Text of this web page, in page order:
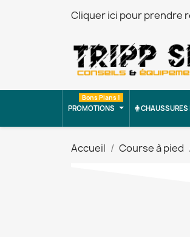
Cliquer ici pour prendre
PROMOTIONS
Bons Plans !
Accueil Course à pied